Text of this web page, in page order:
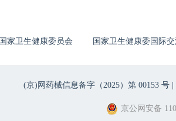
国家卫生健康委员会 国家卫生健康委国际
(京)网药械信息备字（2025）第 00153 号 |
京公网安备